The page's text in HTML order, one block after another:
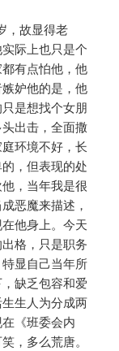
，故显得老
际上也只是个
有点怕他，他
妒他的是，他
是想找个女朋
出击，全面撒
环境不好，长
，但表现的处
，当年我是很
恶魔来描述，
他身上。今天
格，只是职务
显自己当年所
缺乏包容和爱
生人为分成两
《班委会内
，多么荒唐。